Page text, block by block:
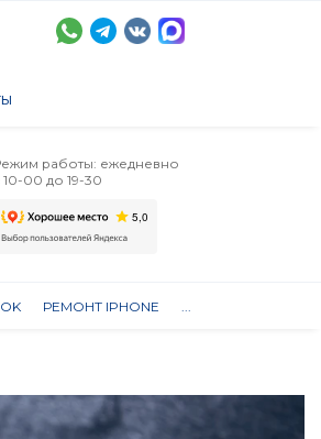
работы: ежедневно
10-00 до 19-30
РЕМОНТ IPHONE ...